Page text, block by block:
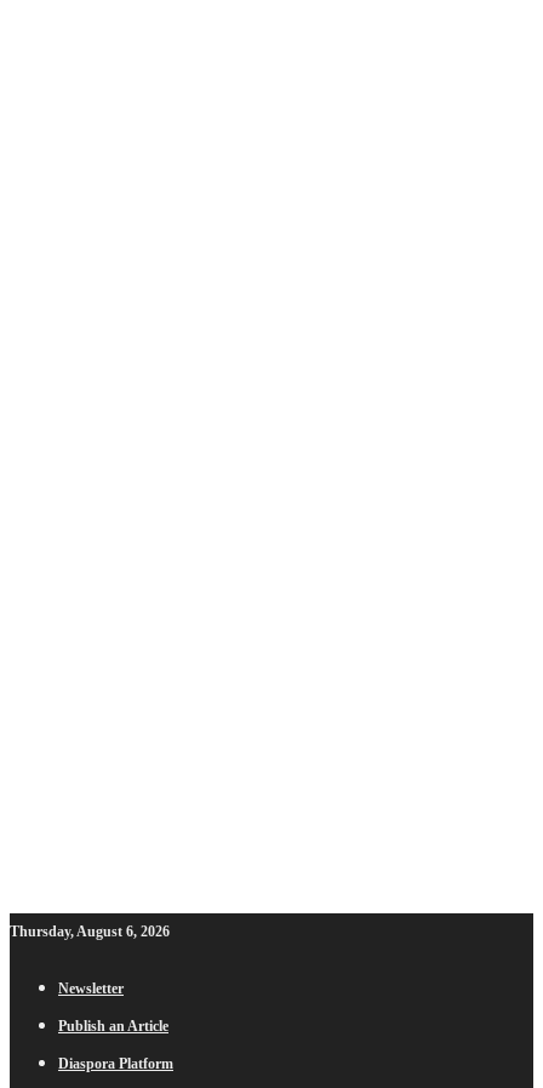
Thursday, August 6, 2026
Newsletter
Publish an Article
Diaspora Platform